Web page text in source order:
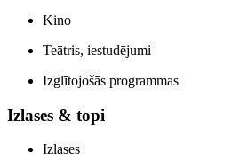
Kino
Teātris, iestudējumi
Izglītojošās programmas
Izlases & topi
Izlases